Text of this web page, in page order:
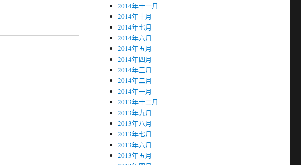
2014年十一月
2014年十月
2014年七月
2014年六月
2014年五月
2014年四月
2014年三月
2014年二月
2014年一月
2013年十二月
2013年九月
2013年八月
2013年七月
2013年六月
2013年五月